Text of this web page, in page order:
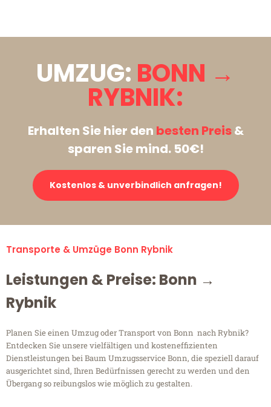
UMZUG: BONN →
RYBNIK:
Erhalten Sie hier den besten Preis&
sparen Sie mind. 50€!
Kostenlos & unverbindlich anfragen!
Transporte & Umzüge Bonn Rybnik
Leistungen & Preise: Bonn →
Rybnik
Planen Sie einen Umzug oder Transport von Bonn nach Rybnik?
Entdecken Sie unsere vielfältigen und kosteneffizienten
Dienstleistungen bei Baum Umzugsservice Bonn, die speziell darauf
ausgerichtet sind, Ihren Bedürfnissen gerecht zu werden und den
Übergang so reibungslos wie möglich zu gestalten.